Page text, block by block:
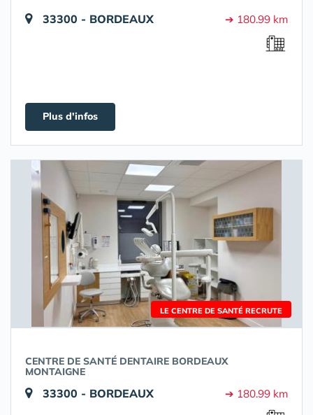
33300 - BORDEAUX ➔ 180.99 km
Plus d'infos
LE CENTRE DE SANTÉ RECRUTE
CENTRE DE SANTÉ DENTAIRE BORDEAUX
MONTAIGNE
33300 - BORDEAUX ➔ 180.99 km